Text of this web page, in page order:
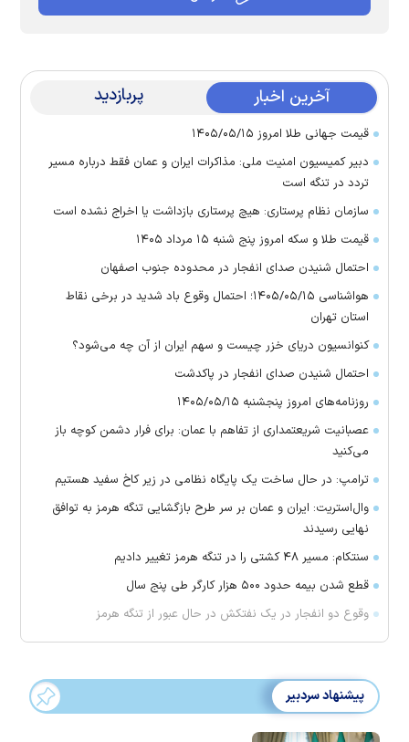
آخرین اخبار پربازدید
قیمت جهانی طلا امروز ۱۴۰۵/۰۵/۱۵
دبیر کمیسیون امنیت ملی: مذاکرات ایران و عمان فقط درباره مسیر
تردد در تنگه است
سازمان نظام پرستاری: هیچ پرستاری بازداشت یا اخراج نشده است
قیمت طلا و سکه امروز پنج شنبه ۱۵ مرداد ۱۴۰۵
احتمال شنیدن صدای انفجار در محدوده جنوب اصفهان
هواشناسی ۱۴۰۵/۰۵/۱۵؛ احتمال وقوع باد شدید در برخی نقاط
استان تهران
کنوانسیون دریای خزر چیست و سهم ایران از آن چه می‌شود؟
احتمال شنیدن صدای انفجار در پاکدشت
روزنامه‌های امروز پنجشنبه ۱۴۰۵/۰۵/۱۵
عصبانیت شریعتمداری از تفاهم با عمان: برای فرار دشمن کوچه باز
می‌کنید
ترامپ: در حال ساخت یک پایگاه نظامی در زیر کاخ سفید هستیم
وال‌استریت: ایران و عمان بر سر طرح بازگشایی تنگه هرمز به توافق
نهایی رسیدند
سنتکام: مسیر ۴۸ کشتی را در تنگه هرمز تغییر دادیم
قطع شدن بیمه حدود ۵۰۰ هزار کارگر طی پنج سال
وقوع دو انفجار در یک نفتکش در حال عبور از تنگه هرمز
پیشنهاد سردبیر